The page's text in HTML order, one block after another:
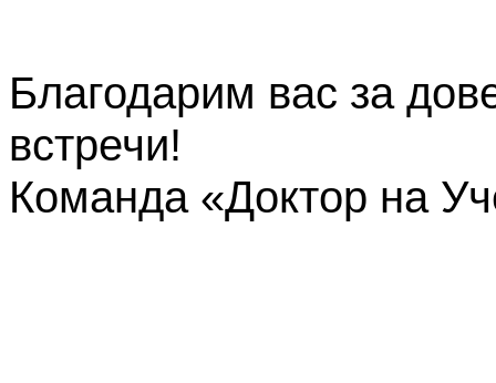
Благодарим вас за
встречи!
Команда «Доктор на